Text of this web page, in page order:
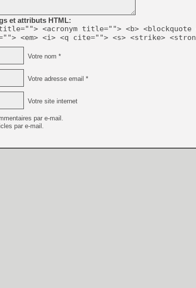
et attributs HTML:
<acronym title=""> <b> <blockquote
<em> <i> <q cite=""> <s> <strike>
Votre nom *
Votre adresse email *
Votre site internet
par e-mail.
par e-mail.